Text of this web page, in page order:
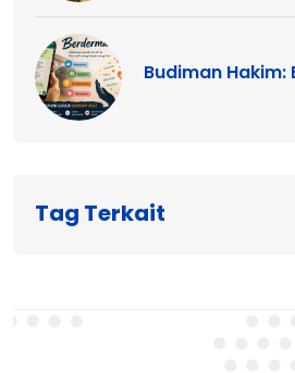
Budiman
Tag Terkait